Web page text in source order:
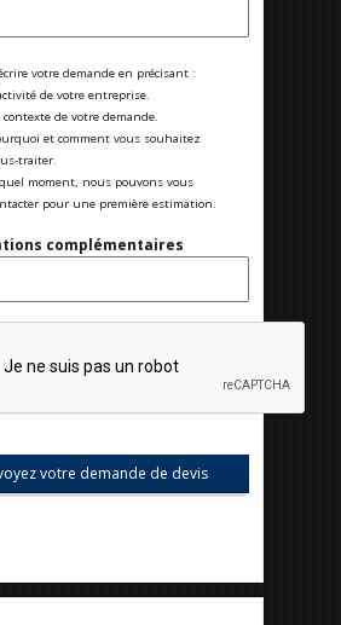
votre demande en précisant :
de votre entreprise.
contexte de votre demande.
et comment vous souhaitez
traiter.
moment, nous pouvons vous
pour une première estimation.
complémentaires